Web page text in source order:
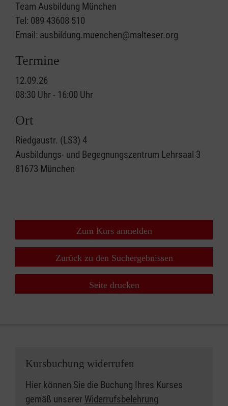
Team Ausbildung München
Tel: 089 43608 510
Email: ausbildung.muenchen@malteser.org
Termine
12.09.26
08:30 Uhr - 16:00 Uhr
Ort
Riedgaustr. (LS3) 4
Ausbildungs- und Begegnungszentrum Lehrsaal 3
81673 München
Zum Kurs anmelden
Zurück zu den Suchergebnissen
Seite drucken
Kursbuchung widerrufen
Hier können Sie die Buchung Ihres Kurses
gemäß unserer Widerrufsbelehrung